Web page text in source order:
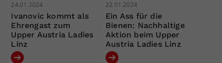
24.01.2024
Ivanovic kommt als
Ehrengast zum
Upper Austria Ladies
Linz
22.01.2024
Ein Ass für die
Bienen: Nachhaltige
Aktion beim Upper
Austria Ladies Linz